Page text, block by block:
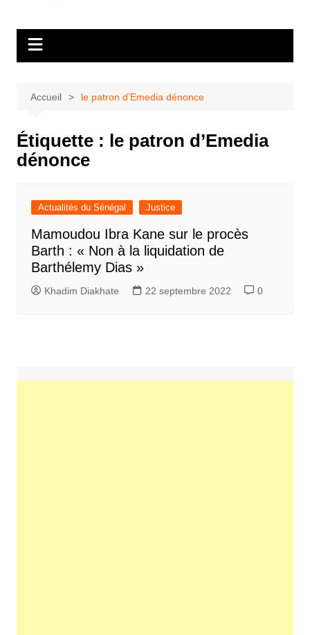
Accueil le patron d’Emedia dénonce
Étiquette : le patron d’Emedia
dénonce
Actualités du Sénégal Justice
Mamoudou Ibra Kane sur le procès
Barth : « Non à la liquidation de
Barthélemy Dias »
Khadim Diakhate 22 septembre 2022 0